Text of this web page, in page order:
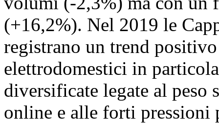
(+16,2%). Nel 2019 le
registrano un trend
elettrodomestici in
diversificate legate al peso
online e alle forti pressioni